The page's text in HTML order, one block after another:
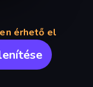
érhető el